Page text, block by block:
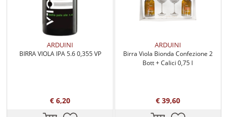
ARDUINI
BIRRA VIOLA IPA 5.6 0,355 VP
€ 6,20
ARDUINI
Birra Viola Bionda Confezione 2
Bott + Calici 0,75 l
€ 39,60